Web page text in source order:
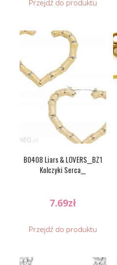
Przejdź do produktu
B0408 Liars & LOVERS__BZ1
Kolczyki Serca__
7.69zł
Przejdź do produktu